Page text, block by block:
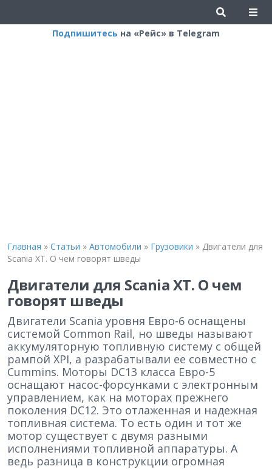
Подпишитесь на «Рейс» в Telegram
Главная » Статьи » Автомобили » Грузовики » Двигатели для
Scania ХТ. О чем говорят шведы
Двигатели для Scania ХТ. О чем
говорят шведы
Двигатели Scania уровня Евро-6 оснащены
системой Common Rail, но шведы называют
аккумуляторную топливную систему с общей
рампой XPI, а разрабатывали ее совместно с
Cummins. Моторы DC13 класса Евро-5
оснащают насос-форсунками с электронным
управлением, как на моторах прежнего
поколения DC12. Это отлаженная и надежная
топливная система. То есть один и тот же
мотор существует с двумя разными
исполнениями топливной аппаратуры. А
ведь разница в конструкции огромная